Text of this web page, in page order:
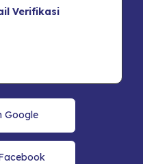
Verifikasi
Google